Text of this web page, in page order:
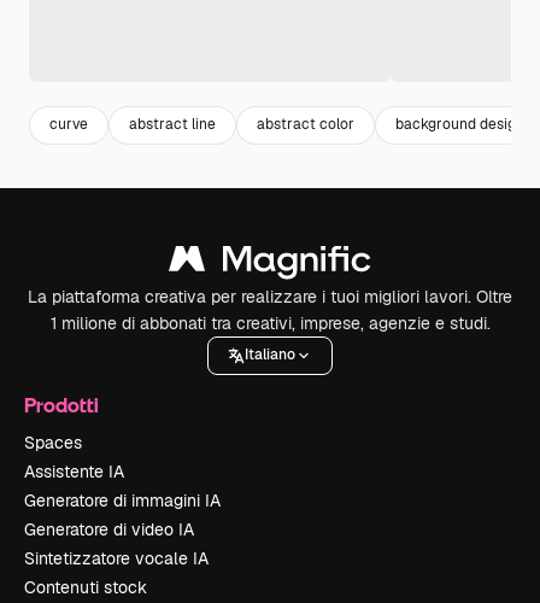
curve abstract line abstract color background design
La piattaforma creativa per realizzare i tuoi migliori lavori. Oltre
1 milione di abbonati tra creativi, imprese, agenzie e studi.
Italiano
Prodotti
Spaces
Assistente IA
Generatore di immagini IA
Generatore di video IA
Sintetizzatore vocale IA
Contenuti stock